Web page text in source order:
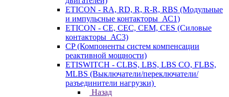
ETICON - RA, RD, R, R-R, RBS (Модульные
и импульсные контакторы_АС1)
ETICON - CE, CEC, CEM, CES (Силовые
контакторы_АС3)
CP (Компоненты систем компенсации
реактивной мощности)
ETISWITCH - CLBS, LBS, LBS CO, FLBS,
MLBS (Выключатели/переключатели/
разъединители нагрузки)
Назад